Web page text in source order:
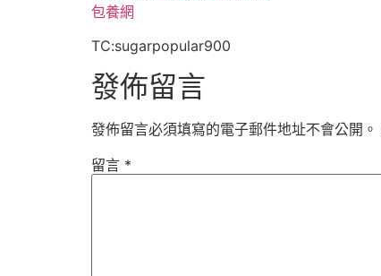
包養網
TC:sugarpopular900
發佈留言
發佈留言必須填寫的電子郵件地址不會公開。
留言 *